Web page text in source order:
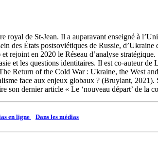
royal de St-Jean. Il a auparavant enseigné à
des États postsoviétiques de Russie,
rejoint en 2020 le Réseau d’analyse
et les questions identitaires. Il est co-auteur
Return of the Cold War : Ukraine, the West
face aux enjeux globaux ? (Bruylant,
son dernier article « Le ‘nouveau départ’ de la
en ligne Dans les médias